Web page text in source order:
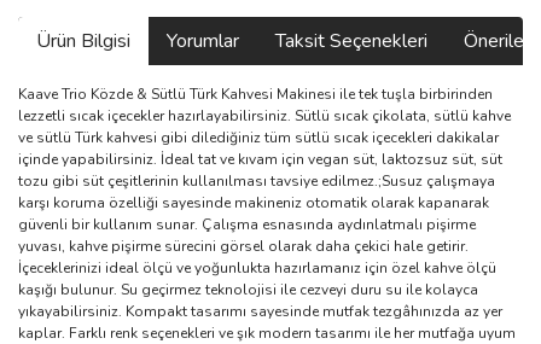
Ürün Bilgisi Yorumlar Taksit Seçenekleri
Kaave Trio Közde & Sütlü Türk Kahvesi Makinesi ile tek tuşla birbirinden
lezzetli sıcak içecekler hazırlayabilirsiniz. Sütlü sıcak çikolata, sütlü kahve
ve sütlü Türk kahvesi gibi dilediğiniz tüm sütlü sıcak içecekleri dakikalar
içinde yapabilirsiniz. İdeal tat ve kıvam için vegan süt, laktozsuz süt, süt
tozu gibi süt çeşitlerinin kullanılması tavsiye edilmez.;Susuz çalışmaya
karşı koruma özelliği sayesinde makineniz otomatik olarak kapanarak
güvenli bir kullanım sunar. Çalışma esnasında aydınlatmalı pişirme
yuvası, kahve pişirme sürecini görsel olarak daha çekici hale getirir.
İçeceklerinizi ideal ölçü ve yoğunlukta hazırlamanız için özel kahve ölçü
kaşığı bulunur. Su geçirmez teknolojisi ile cezveyi duru su ile kolayca
yıkayabilirsiniz. Kompakt tasarımı sayesinde mutfak tezgâhınızda az yer
kaplar. Farklı renk seçenekleri ve şık modern tasarımı ile her mutfağa uyum